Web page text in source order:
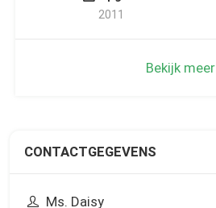
2011
Bekijk meer
CONTACTGEGEVENS
Ms. Daisy